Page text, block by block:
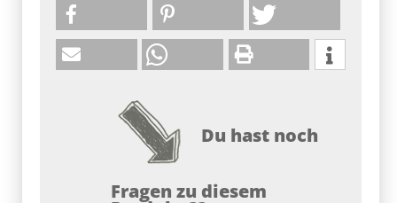
Du hast noch
Fragen zu diesem